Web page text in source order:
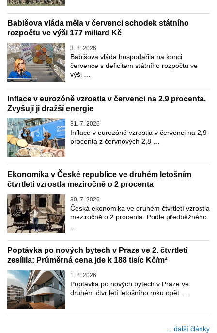
Babišova vláda měla v červenci schodek státního
rozpočtu ve výši 177 miliard Kč
3. 8. 2026
Babišova vláda hospodařila na konci
července s deficitem státního rozpočtu ve
výši …
Inflace v eurozóně vzrostla v červenci na 2,9 procenta.
Zvyšují ji dražší energie
31. 7. 2026
Inflace v eurozóně vzrostla v červenci na 2,9
procenta z červnových 2,8 …
Ekonomika v České republice ve druhém letošním
čtvrtletí vzrostla meziročně o 2 procenta
30. 7. 2026
Česká ekonomika ve druhém čtvrtletí vzrostla
meziročně o 2 procenta. Podle předběžného
Poptávka po nových bytech v Praze ve 2. čtvrtletí
zesílila: Průměrná cena jde k 188 tisíc Kč/m²
1. 8. 2026
Poptávka po nových bytech v Praze ve
druhém čtvrtletí letošního roku opět …
... další články